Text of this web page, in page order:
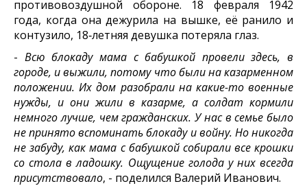
противовоздушной обороне. 18 февраля 1942
года, когда она дежурила на вышке, её ранило и
контузило, 18‑летняя девушка потеряла глаз.
- Всю блокаду мама с бабушкой провели здесь, в
городе, и выжили, потому что были на казарменном
положении. Их дом разобрали на какие-то военные
нужды, и они жили в казарме, а солдат кормили
немного лучше, чем гражданских. У нас в семье было
не принято вспоминать блокаду и войну. Но никогда
не забуду, как мама с бабушкой собирали все крошки
со стола в ладошку. Ощущение голода у них всегда
присутствовало, - поделился Валерий Иванович.